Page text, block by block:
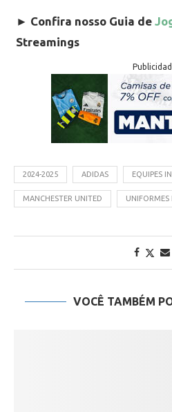
► Confira nosso Guia de
Streamings
2024-2025 ADIDAS EQUIPES
MANCHESTER UNITED UNIFORMES
VOCÊ TAMBÉM